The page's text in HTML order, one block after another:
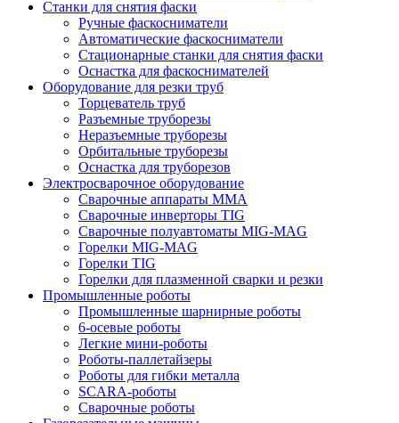
Станки для снятия фаски
Ручные фаскосниматели
Автоматические фаскосниматели
Стационарные станки для снятия фаски
Оснастка для фаскоснимателей
Оборудование для резки труб
Торцеватель труб
Разъемные труборезы
Неразъемные труборезы
Орбитальные труборезы
Оснастка для труборезов
Электросварочное оборудование
Сварочные аппараты MMA
Сварочные инверторы TIG
Сварочные полуавтоматы MIG-MAG
Горелки MIG-MAG
Горелки TIG
Горелки для плазменной сварки и резки
Промышленные роботы
Промышленные шарнирные роботы
6-осевые роботы
Легкие мини-роботы
Роботы-паллетайзеры
Роботы для гибки металла
SCARA-роботы
Сварочные роботы